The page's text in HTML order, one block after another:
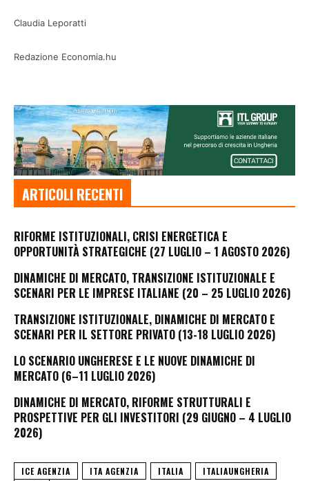
Claudia Leporatti
Redazione Economia.hu
ARTICOLI RECENTI
RIFORME ISTITUZIONALI, CRISI ENERGETICA E
OPPORTUNITÀ STRATEGICHE (27 LUGLIO – 1 AGOSTO 2026)
DINAMICHE DI MERCATO, TRANSIZIONE ISTITUZIONALE E
SCENARI PER LE IMPRESE ITALIANE (20 – 25 LUGLIO 2026)
TRANSIZIONE ISTITUZIONALE, DINAMICHE DI MERCATO E
SCENARI PER IL SETTORE PRIVATO (13-18 LUGLIO 2026)
LO SCENARIO UNGHERESE E LE NUOVE DINAMICHE DI
MERCATO (6–11 LUGLIO 2026)
DINAMICHE DI MERCATO, RIFORME STRUTTURALI E
PROSPETTIVE PER GLI INVESTITORI (29 GIUGNO – 4 LUGLIO
2026)
ICE AGENZIA ITA AGENZIA ITALIA
ITALIAUNGHERIA